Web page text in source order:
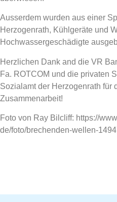
Ausserdem wurden aus einer
Herzogenrath, Kühlgeräte und
Hochwassergeschädigte
Herzlichen Dank and die VR
Fa. ROTCOM und die privaten
Sozialamt der Herzogenrath für
Zusammenarbeit!
Foto von Ray Bilcliff: https://
de/foto/brechenden-wellen-